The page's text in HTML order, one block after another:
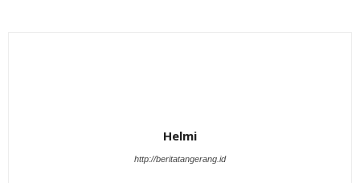
Helmi
http://beritatangerang.id